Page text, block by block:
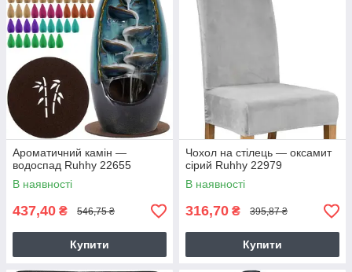
Ароматичний камін —
водоспад Ruhhy 22655
В наявності
437,40 ₴ 546,75 ₴
Купити
Чохол на стілець — оксамит
сірий Ruhhy 22979
В наявності
316,70 ₴ 395,87 ₴
Купити